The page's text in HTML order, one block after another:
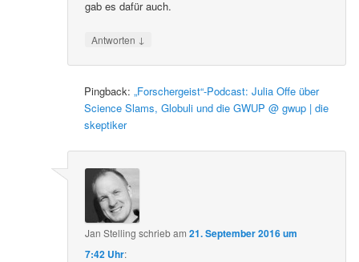
gab es dafür auch.
Antworten ↓
Pingback:„Forschergeist“-Podcast: Julia Offe über
Science Slams, Globuli und die GWUP @ gwup | die
skeptiker
Jan Stelling schriebam21. September 2016 um
7:42 Uhr: